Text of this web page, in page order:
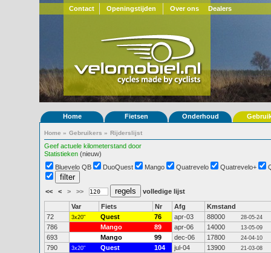
Contact Openingstijden Over ons Dealers
Home Fietsen Onderhoud
Home » Gebruikers » Rijderslijst
Geef actuele kilometerstand door
Statistieken (nieuw)
Bluevelo QB
DuoQuest Mango Quatrevelo Quatrevelo+
<< < > >> volledige lijst
Var Fiets Nr Afg
Kmstand
72
3x20" Quest 76 apr-03 88000 28-05-24
786 Mango 89 apr-06 14000 13-05-09
693 Mango 99 dec-06 17800 24-04-10
790 3x20" Quest 104 jul-04 13900 21-03-08